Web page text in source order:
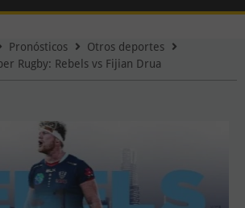
Pronósticos
Otros deportes
Rugby: Rebels vs Fijian Drua